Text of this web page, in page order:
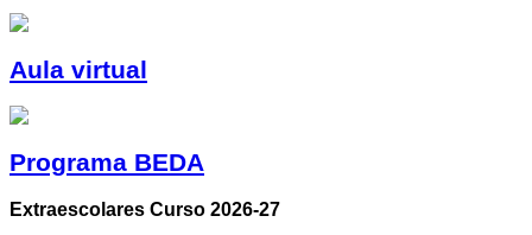
Aula virtual
Programa BEDA
Extraescolares Curso 2026-27